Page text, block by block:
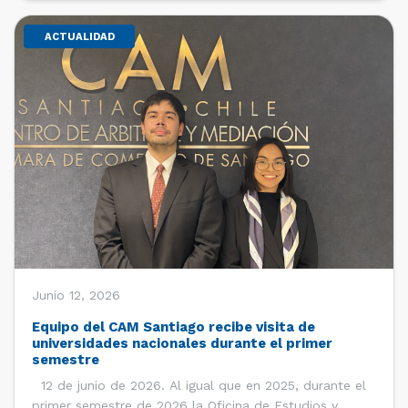
ACTUALIDAD
Junio 12, 2026
Equipo del CAM Santiago recibe visita de
universidades nacionales durante el primer
semestre
12 de junio de 2026. Al igual que en 2025, durante el